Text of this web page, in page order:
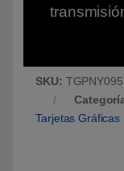
SKU: TGPNY095
Tarjetas Gráficas